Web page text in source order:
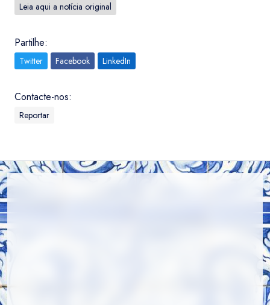
Leia aqui a notícia original
Partilhe:
Twitter Facebook LinkedIn
Contacte-nos:
Reportar